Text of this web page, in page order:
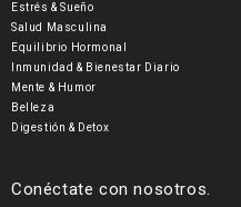
Estrés & Sueño
Salud Masculina
Equilibrio Hormonal
Inmunidad & Bienestar Diario
Mente & Humor
Belleza
Digestión & Detox
Conéctate con nosotros.